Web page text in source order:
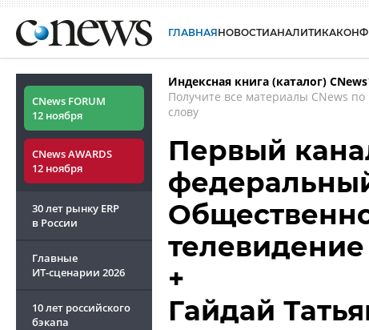
ГЛАВНАЯНОВОСТИАНАЛИТИКА
CNews FORUM
12 ноября
CNews AWARDS
12 ноября
30 лет рынку ERP
в России
Главные
ИТ-сценарии 2026
10 лет российского
бэкапа
Индексная книга (каталог) CNews
Получите все материалы CNews
слову
Первый
телевидение
+
Гайдай